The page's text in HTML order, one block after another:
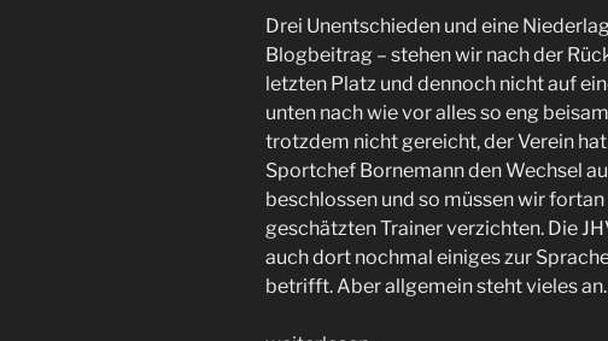
Drei Unentschieden und eine
Blogbeitrag – stehen wir nach der
letzten Platz und dennoch nicht auf
unten nach wie vor alles so eng
trotzdem nicht gereicht, der Verein
Sportchef Bornemann den Wechsel
beschlossen und so müssen wir
geschätzten Trainer verzichten. Die
auch dort nochmal einiges zur
betrifft. Aber allgemein steht vieles an.